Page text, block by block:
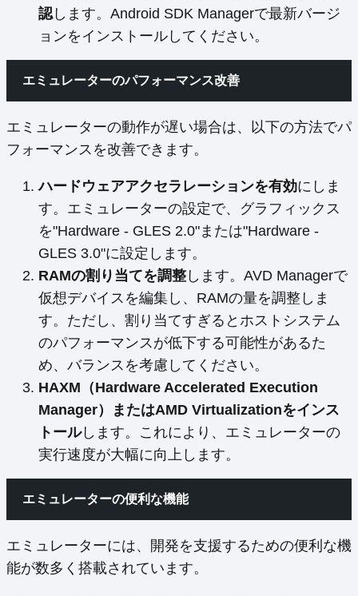
認します。Android SDK Managerで最新バージ
ョンをインストールしてください。
エミュレーターのパフォーマンス改善
エミュレーターの動作が遅い場合は、以下の方法でパ
フォーマンスを改善できます。
ハードウェアアクセラレーションを有効にしま
す。エミュレーターの設定で、グラフィックス
を"Hardware - GLES 2.0"または"Hardware -
GLES 3.0"に設定します。
RAMの割り当てを調整 します。AVD Managerで
仮想デバイスを編集し、RAMの量を調整しま
す。ただし、割り当てすぎるとホストシステム
のパフォーマンスが低下する可能性があるた
め、バランスを考慮してください。
HAXM（Hardware Accelerated Execution
Manager）またはAMD Virtualizationをインス
トールします。これにより、エミュレーターの
実行速度が大幅に向上します。
エミュレーターの便利な機能
エミュレーターには、開発を支援するための便利な機
能が数多く搭載されています。